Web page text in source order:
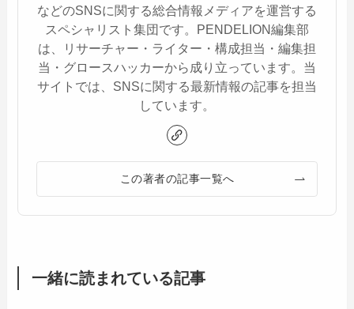
などのSNSに関する総合情報メディアを運営する
スペシャリスト集団です。PENDELION編集部
は、リサーチャー・ライター・構成担当・編集担
当・グロースハッカーから成り立っています。当
サイトでは、SNSに関する最新情報の記事を担当
しています。
この著者の記事一覧へ
一緒に読まれている記事